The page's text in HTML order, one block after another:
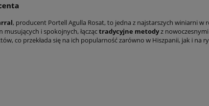
, producent Portell Agulla Rosat, to jedna z najstarszych winiarni w
musujących i spokojnych, łącząctradycyjne metodyz
co przekłada się na ich popularność zarówno w Hiszpanii, jak i na